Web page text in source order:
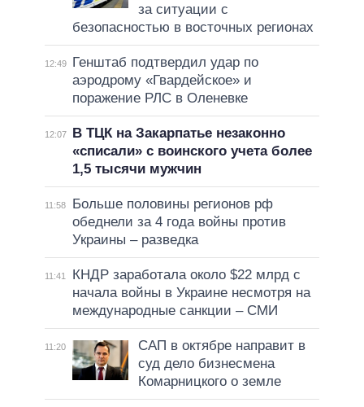
за ситуации с
безопасностью в восточных регионах
12:49
Генштаб подтвердил удар по
аэродрому «Гвардейское» и
поражение РЛС в Оленевке
12:07
В ТЦК на Закарпатье незаконно
«списали» с воинского учета более
1,5 тысячи мужчин
11:58
Больше половины регионов рф
обеднели за 4 года войны против
Украины – разведка
11:41
КНДР заработала около $22 млрд с
начала войны в Украине несмотря на
международные санкции – СМИ
11:20
САП в октябре направит в
суд дело бизнесмена
Комарницкого о земле